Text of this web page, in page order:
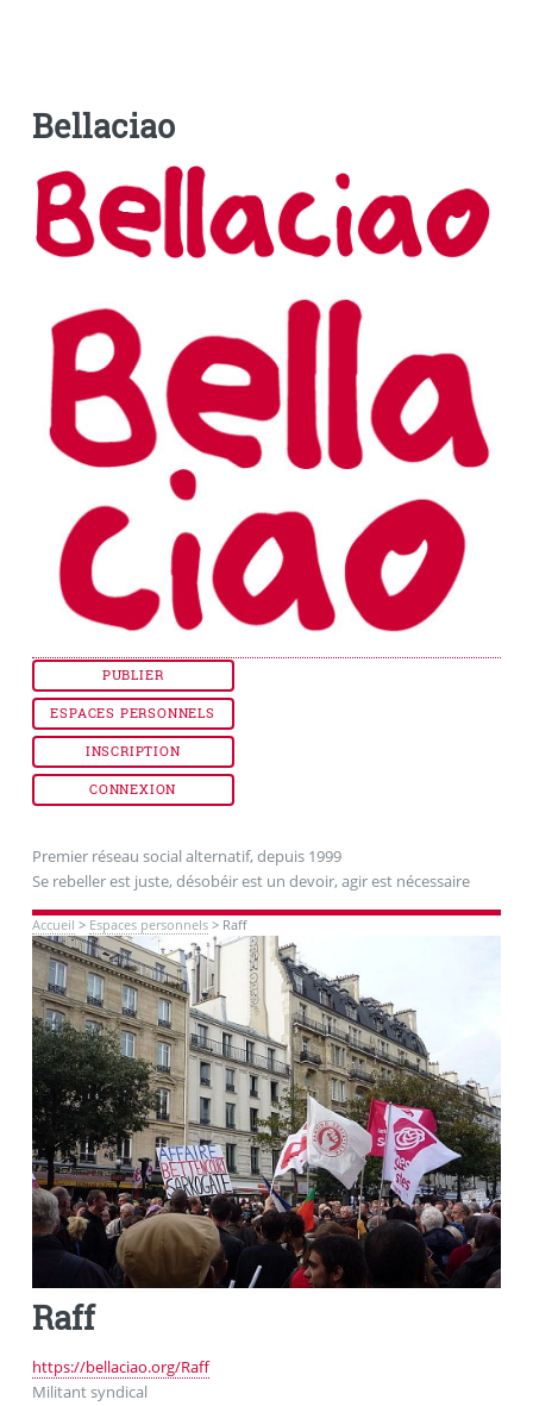
Bellaciao
PUBLIER
ESPACES PERSONNELS
INSCRIPTION
CONNEXION
Premier réseau social alternatif, depuis 1999
Se rebeller est juste, désobéir est un devoir, agir est nécessaire
Accueil > Espaces personnels> Raff
Raff
https://bellaciao.org/Raff
Militant syndical